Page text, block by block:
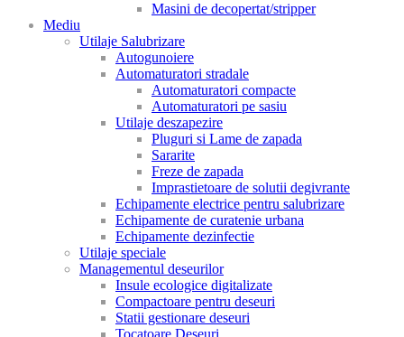
Masini de decopertat/stripper
Mediu
Utilaje Salubrizare
Autogunoiere
Automaturatori stradale
Automaturatori compacte
Automaturatori pe sasiu
Utilaje deszapezire
Pluguri si Lame de zapada
Sararite
Freze de zapada
Imprastietoare de solutii degivrante
Echipamente electrice pentru salubrizare
Echipamente de curatenie urbana
Echipamente dezinfectie
Utilaje speciale
Managementul deseurilor
Insule ecologice digitalizate
Compactoare pentru deseuri
Statii gestionare deseuri